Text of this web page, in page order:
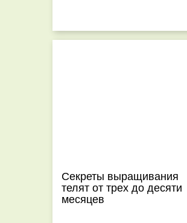
Секреты выращивания
телят от трех до десяти
месяцев